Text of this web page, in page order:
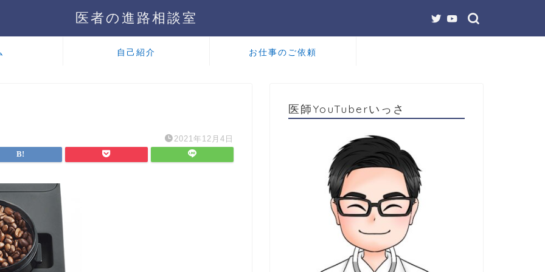
医者の進路相談室
自己紹介 お仕事のご依頼
2021年12月4日
医師YouTuberいっさ